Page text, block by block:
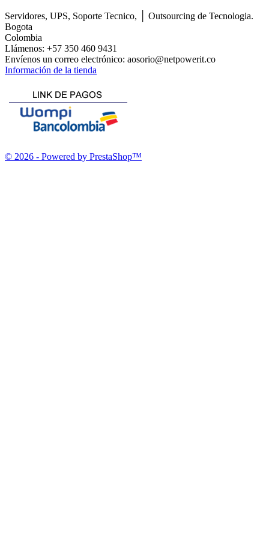
Servidores, UPS, Soporte Tecnico, │ Outsourcing de Tecnologia.
Bogota
Colombia
Llámenos: +57 350 460 9431
Envíenos un correo electrónico: aosorio@netpowerit.co
Información de la tienda
© 2026 - Powered by PrestaShop™